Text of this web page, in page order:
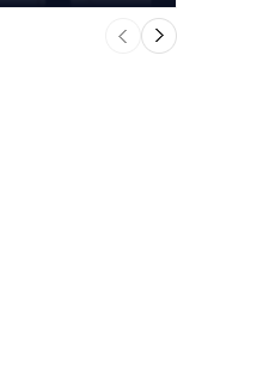
下
一
个